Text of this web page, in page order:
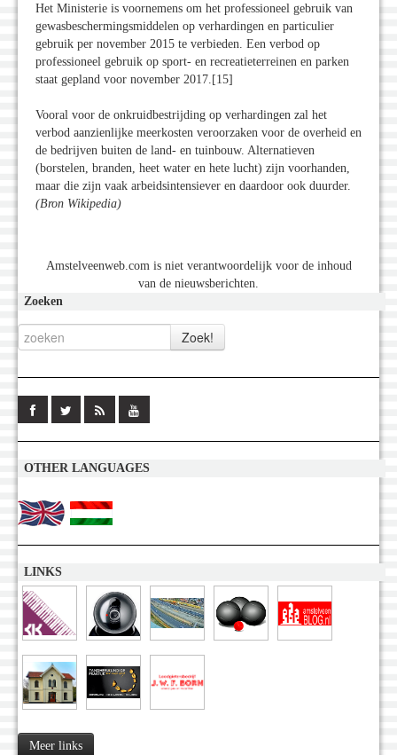
Het Ministerie is voornemens om het professioneel gebruik van
gewasbeschermingsmiddelen op verhardingen en particulier
gebruik per november 2015 te verbieden. Een verbod op
professioneel gebruik op sport- en recreatieterreinen en parken
staat gepland voor november 2017.[15]
Vooral voor de onkruidbestrijding op verhardingen zal het
verbod aanzienlijke meerkosten veroorzaken voor de overheid en
de bedrijven buiten de land- en tuinbouw. Alternatieven
(borstelen, branden, heet water en hete lucht) zijn voorhanden,
maar die zijn vaak arbeidsintensiever en daardoor ook duurder.
(Bron Wikipedia)
Amstelveenweb.com is niet verantwoordelijk voor de inhoud
van de nieuwsberichten.
Zoeken
OTHER LANGUAGES
LINKS
Meer links